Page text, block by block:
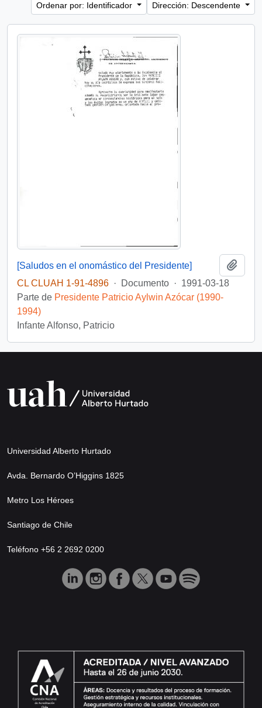
Ordenar por: Identificador
Dirección: Descendente
[Saludos en el onomástico del Presidente]
CL CLUAH 1-91-4896 · Documento · 1991-03-18
Parte de Presidente Patricio Aylwin Azócar (1990-
1994)
Infante Alfonso, Patricio
Universidad Alberto Hurtado
Avda. Bernardo O’Higgins 1825
Metro Los Héroes
Santiago de Chile
Teléfono +56 2 2692 0200